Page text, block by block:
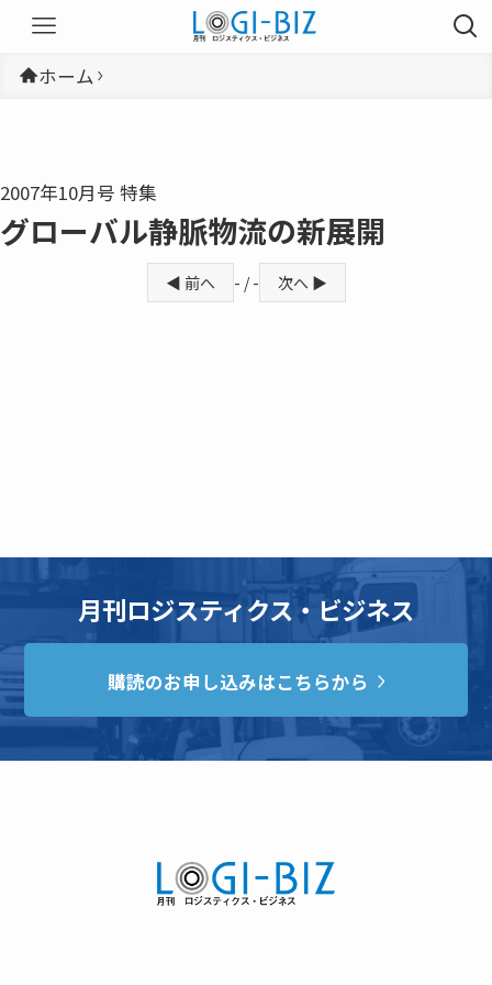
ホーム
2007年10月号 特集
グローバル静脈物流の新展開
◀ 前へ - / - 次へ ▶
月刊ロジスティクス・ビジネス
購読のお申し込みはこちらから